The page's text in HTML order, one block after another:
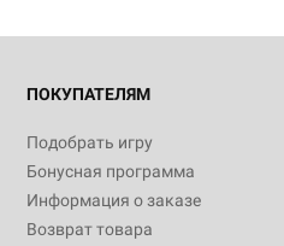
ПОКУПАТЕЛЯМ
Подобрать игру
Бонусная программа
Информация о заказе
Возврат товара